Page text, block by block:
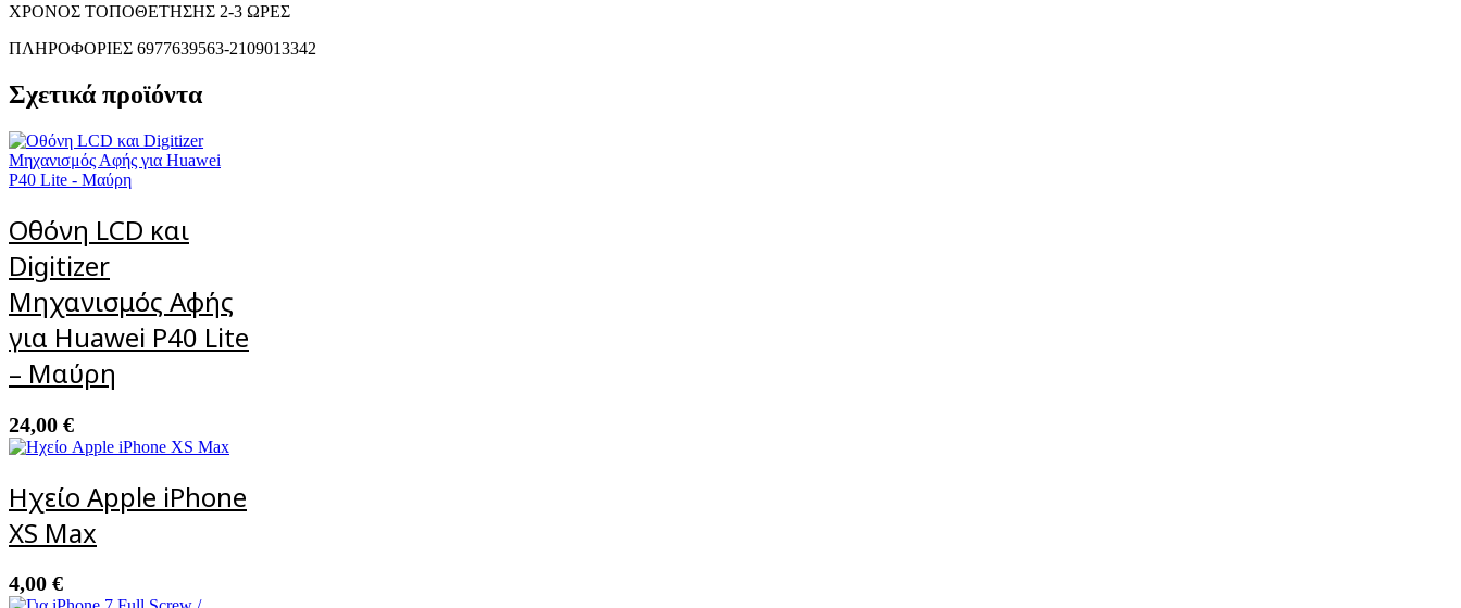
ΧΡΟΝΟΣ ΤΟΠΟΘΕΤΗΣΗΣ 2-3 ΩΡΕΣ
ΠΛΗΡΟΦΟΡΙΕΣ 6977639563-2109013342
Σχετικά προϊόντα
Οθόνη LCD και
Digitizer
Μηχανισμός Αφής
για Huawei P40 Lite
– Μαύρη
24,00 €
Ηχείο Apple iPhone
XS Max
4,00 €